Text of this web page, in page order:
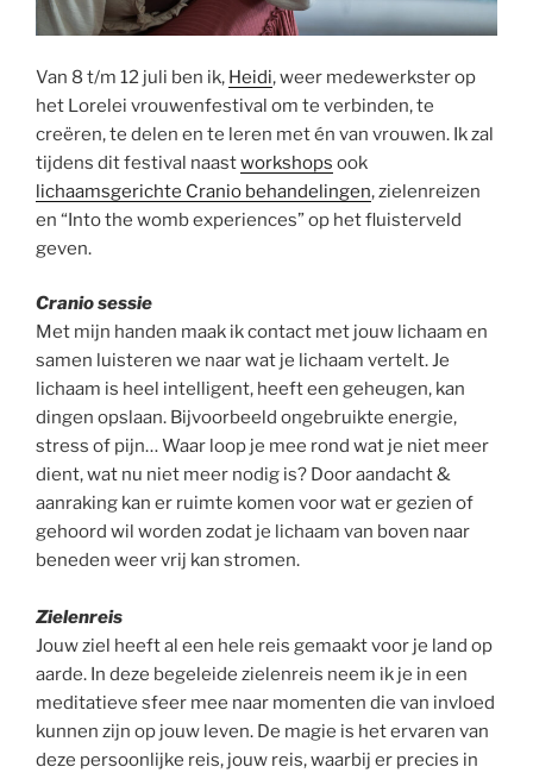
Van 8 t/m 12 juli ben ik, Heidi, weer medewerkster op
het Lorelei vrouwenfestival om te verbinden, te
creëren, te delen en te leren met én van vrouwen. Ik zal
tijdens dit festival naastworkshops ook
lichaamsgerichte Cranio behandelingen, zielenreizen
en “Into the womb experiences” op het fluisterveld
geven.
Cranio sessie
Met mijn handen maak ik contact met jouw lichaam en
samen luisteren we naar wat je lichaam vertelt. Je
lichaam is heel intelligent, heeft een geheugen, kan
dingen opslaan. Bijvoorbeeld ongebruikte energie,
stress of pijn… Waar loop je mee rond wat je niet meer
dient, wat nu niet meer nodig is? Door aandacht &
aanraking kan er ruimte komen voor wat er gezien of
gehoord wil worden zodat je lichaam van boven naar
beneden weer vrij kan stromen.
Zielenreis
Jouw ziel heeft al een hele reis gemaakt voor je land op
aarde. In deze begeleide zielenreis neem ik je in een
meditatieve sfeer mee naar momenten die van invloed
kunnen zijn op jouw leven. De magie is het ervaren van
deze persoonlijke reis, jouw reis, waarbij er precies in